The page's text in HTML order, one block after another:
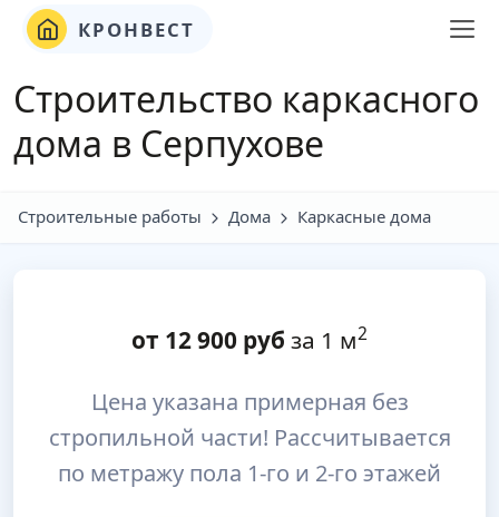
КРОНВЕСТ
Строительство каркасного
дома в Серпухове
Строительные работы Дома Каркасные дома
от 12 900 руб за 1 м2
Цена указана примерная без
стропильной части! Рассчитывается
по метражу пола 1-го и 2-го этажей